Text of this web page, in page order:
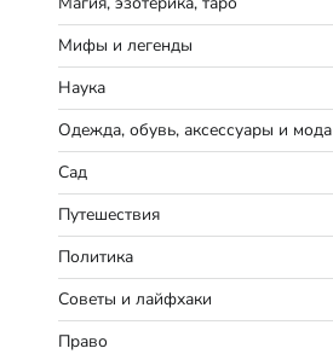
Мифы и легенды
Наука
Одежда, обувь, аксессуары и мода
Сад
Путешествия
Политика
Советы и лайфхаки
Право